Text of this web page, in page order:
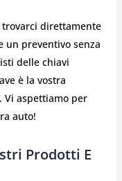
direttamente
un preventivo senza
delle chiavi
è la vostra
Vi aspettiamo per
auto!
Prodotti E